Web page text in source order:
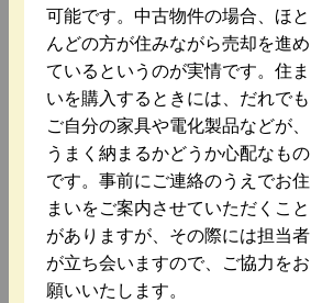
可能です。中古物件の場合、ほと
んどの方が住みながら売却を進め
ているというのが実情です。住ま
いを購入するときには、だれでも
ご自分の家具や電化製品などが、
うまく納まるかどうか心配なもの
です。事前にご連絡のうえでお住
まいをご案内させていただくこと
がありますが、その際には担当者
が立ち会いますので、ご協力をお
願いいたします。